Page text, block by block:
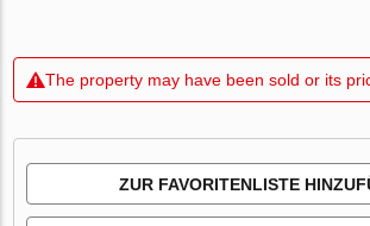
The property may have been sold or its
ZUR FAVORITENLISTE